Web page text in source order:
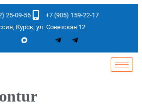
25-09-56
+7 (905) 159-22-17
Курск, ул. Советская 12